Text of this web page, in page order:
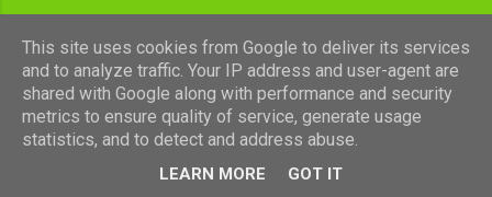
Fourni par Blogger
This site uses cookies from Google to deliver its services
and to analyze traffic. Your IP address and user-agent are
shared with Google along with performance and security
metrics to ensure quality of service, generate usage
statistics, and to detect and address abuse.
LEARN MORE GOT IT